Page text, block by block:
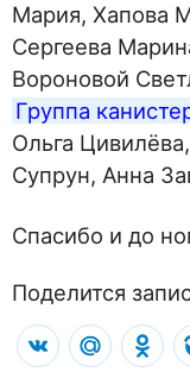
Мария, Хапова
Сергеева
Вороновой
Группа
Ольга
Супрун, Анна
Спасибо и до
Поделится
VK Mail.Ru